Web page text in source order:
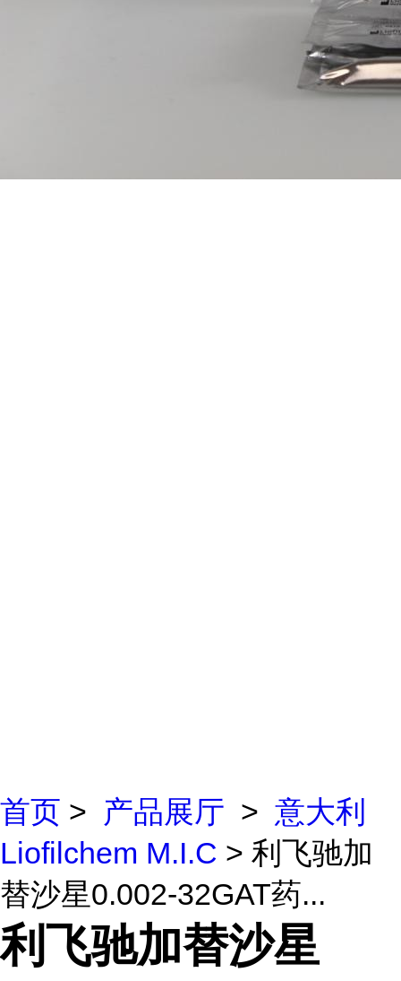
首页 > 产品展厅 > 意大利
Liofilchem M.I.C > 利飞驰加
替沙星0.002-32GAT药...
利飞驰加替沙星